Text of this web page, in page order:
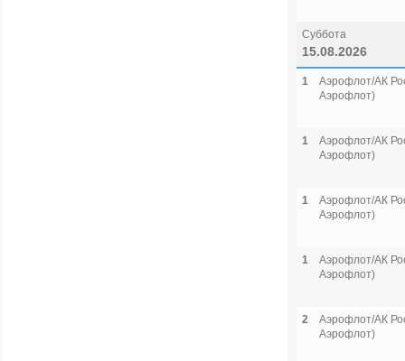
Суббота
15.08.2026
1
Аэрофлот/АК
Аэрофлот)
1
Аэрофлот/АК
Аэрофлот)
1
Аэрофлот/АК
Аэрофлот)
1
Аэрофлот/АК
Аэрофлот)
2
Аэрофлот/АК
Аэрофлот)